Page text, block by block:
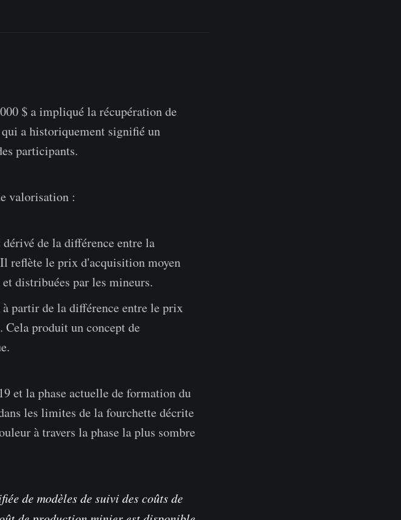
$ a impliqué la récupération de
a historiquement signifié un
participants.
valorisation :
dérivé de la différence entre la
reflète le prix d'acquisition moyen
distribuées par les mineurs.
partir de la différence entre le prix
produit un concept de
et la phase actuelle de formation du
les limites de la fourchette décrite
à travers la phase la plus sombre
de modèles de suivi des coûts de